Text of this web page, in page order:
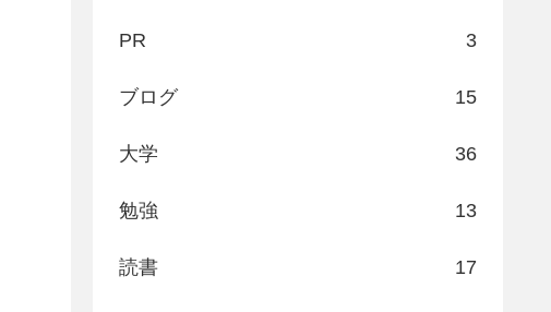
PR 3
ブログ 15
大学 36
勉強 13
読書 17